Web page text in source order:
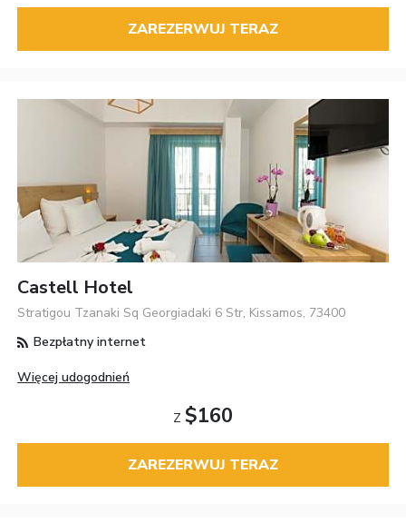
ZAREZERWUJ TERAZ
Castell Hotel
Stratigou Tzanaki Sq Georgiadaki 6 Str, Kissamos, 73400
Bezpłatny internet
Więcej udogodnień
Z $160
ZAREZERWUJ TERAZ